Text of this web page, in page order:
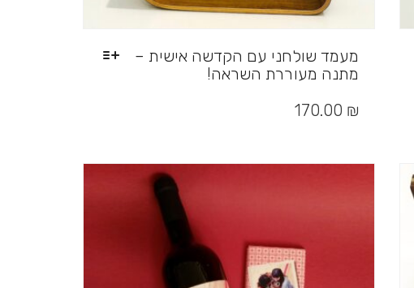
מעמד שולחני עם הקדשה אישית –
מתנה מעוררת השראה!
170.00 ₪